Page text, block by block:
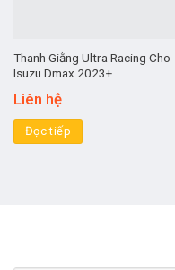
Thanh Giằng Ultra Racing Cho
Isuzu Dmax 2023+
Liên hệ
Đọc tiếp